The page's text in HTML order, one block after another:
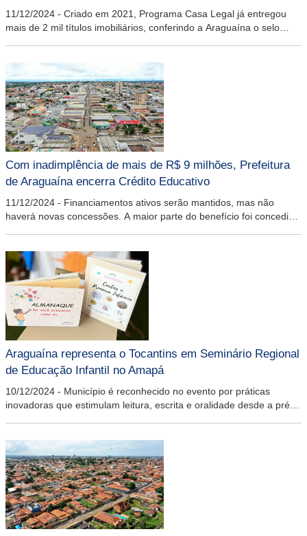
11/12/2024 - Criado em 2021, Programa Casa Legal já entregou
mais de 2 mil títulos imobiliários, conferindo a Araguaína o selo
Com inadimplência de mais de R$ 9 milhões, Prefeitura
de Araguaína encerra Crédito Educativo
11/12/2024 - Financiamentos ativos serão mantidos, mas não
haverá novas concessões. A maior parte do benefício foi concedido
Araguaína representa o Tocantins em Seminário Regional
de Educação Infantil no Amapá
10/12/2024 - Município é reconhecido no evento por práticas
inovadoras que estimulam leitura, escrita e oralidade desde a pré-